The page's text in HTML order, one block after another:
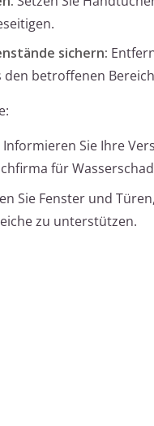
sichern:
den betroffenen
Informieren Sie Ihre
für
Sie Fenster und
zu unterstützen.